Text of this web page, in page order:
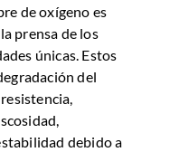
de oxígeno es
prensa de los
únicas. Estos
del
debido a